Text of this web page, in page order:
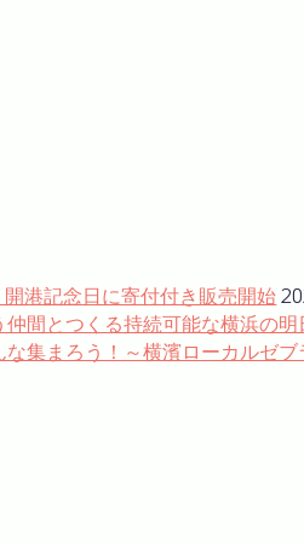
港記念日に寄付付き販売開始
仲間とつくる持続可能な横浜の明
な集まろう！～横濱ローカルゼブ